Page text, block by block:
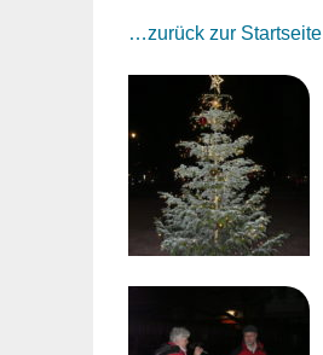
…zurück zur Startseite